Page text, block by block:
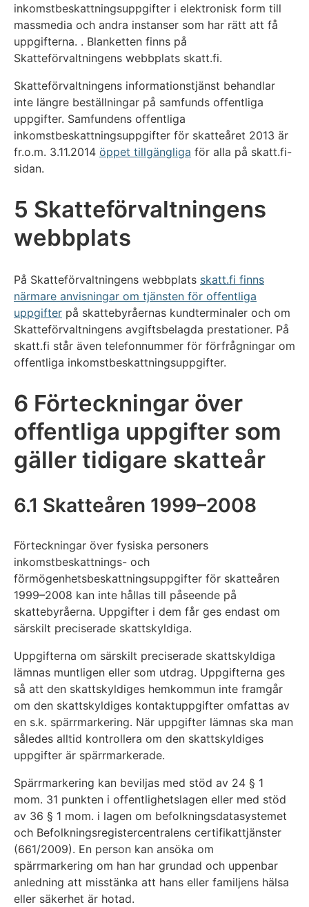
inkomstbeskattningsuppgifter i elektronisk form till
massmedia och andra instanser som har rätt att få
uppgifterna. . Blanketten finns på
Skatteförvaltningens webbplats skatt.fi.
Skatteförvaltningens informationstjänst behandlar
inte längre beställningar på samfunds offentliga
uppgifter. Samfundens offentliga
inkomstbeskattningsuppgifter för skatteåret 2013 är
fr.o.m. 3.11.2014 öppet tillgängliga för alla på skatt.fi-
sidan.
5 Skatteförvaltningens
webbplats
På Skatteförvaltningens webbplats skatt.fi finns
närmare anvisningar om tjänsten för offentliga
uppgifter på skattebyråernas kundterminaler och om
Skatteförvaltningens avgiftsbelagda prestationer. På
skatt.fi står även telefonnummer för förfrågningar om
offentliga inkomstbeskattningsuppgifter.
6 Förteckningar över
offentliga uppgifter som
gäller tidigare skatteår
6.1 Skatteåren 1999–2008
Förteckningar över fysiska personers
inkomstbeskattnings- och
förmögenhetsbeskattningsuppgifter för skatteåren
1999–2008 kan inte hållas till påseende på
skattebyråerna. Uppgifter i dem får ges endast om
särskilt preciserade skattskyldiga.
Uppgifterna om särskilt preciserade skattskyldiga
lämnas muntligen eller som utdrag. Uppgifterna ges
så att den skattskyldiges hemkommun inte framgår
om den skattskyldiges kontaktuppgifter omfattas av
en s.k. spärrmarkering. När uppgifter lämnas ska man
således alltid kontrollera om den skattskyldiges
uppgifter är spärrmarkerade.
Spärrmarkering kan beviljas med stöd av 24 § 1
mom. 31 punkten i offentlighetslagen eller med stöd
av 36 § 1 mom. i lagen om befolkningsdatasystemet
och Befolkningsregistercentralens certifikattjänster
(661/2009). En person kan ansöka om
spärrmarkering om han har grundad och uppenbar
anledning att misstänka att hans eller familjens hälsa
eller säkerhet är hotad.